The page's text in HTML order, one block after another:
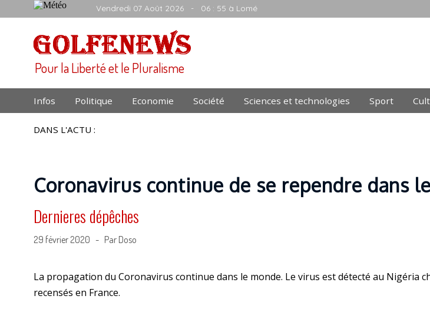
Vendredi 07 Août 2026 - 06 : 55 à Lomé
Pour la Liberté et le Pluralisme
Infos Politique Economie Société Sciences et technologies Sport
DANS L'ACTU :
Coronavirus continue de se rependre dans
Dernieres dépêches
29 février 2020 - Par Doso
La propagation du Coronavirus continue dans le monde. Le virus est détecté au Nigéria
recensés en France.